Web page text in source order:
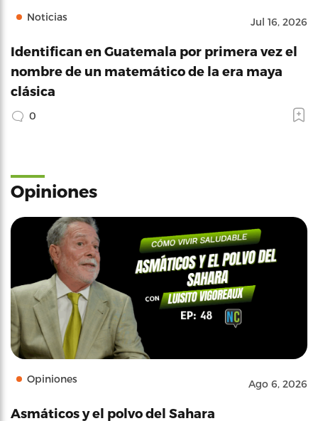
Noticias Jul 16, 2026
Identifican en Guatemala por primera vez el
nombre de un matemático de la era maya
clásica
0
Opiniones
Opiniones Ago 6, 2026
Asmáticos y el polvo del Sahara